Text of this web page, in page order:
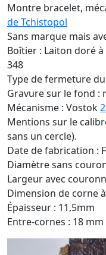
Montre bracelet,
de Tchistopol
Sans marque mais
Boîtier : Laiton doré
348
Type de fermeture
Gravure sur le fond :
Mécanisme : Vostok
Mentions sur le
sans un cercle).
Date de fabrication :
Diamètre sans
Largeur avec
Dimension de corne
Épaisseur : 11,5mm
Entre-cornes : 18 mm